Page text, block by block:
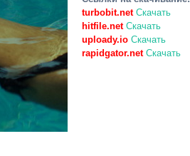
turbobit.netСкачать
hitfile.netСкачать
uploady.io Скачать
rapidgator.netСкачать